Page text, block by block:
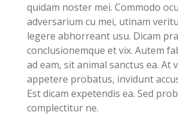
quidam noster mei. Commodo
adversarium cu mei, utinam
legere abhorreant usu. Dicam
conclusionemque et vix. Autem
ad eam, sit animal sanctus ea. At
appetere probatus, invidunt
Est dicam expetendis ea. Sed
complectitur ne.